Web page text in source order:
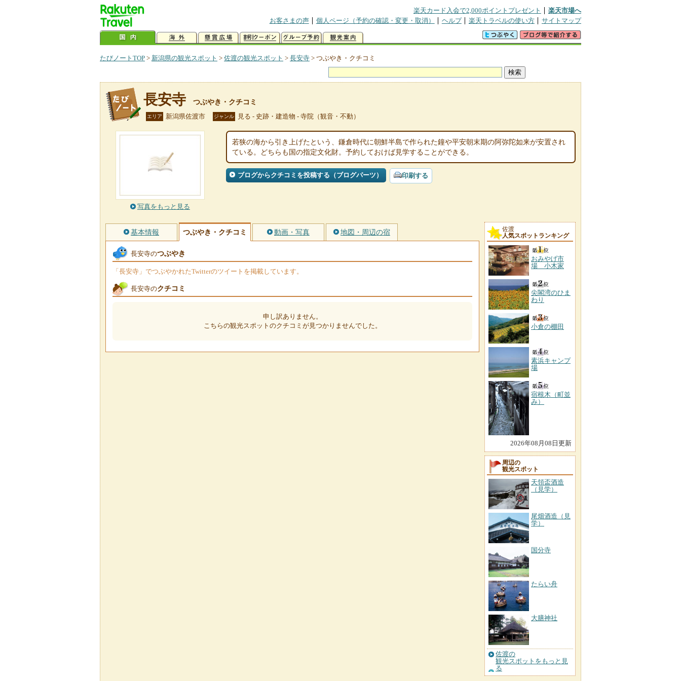
楽天カード入会で2,000ポイントプレゼント
楽天市場へ
お客さまの声
個人ページ（予約の確認・変更・取消） ヘルプ 楽天トラベルの使い方 サイトマップ
たびノートTOP > 新潟県の観光スポット > 佐渡の観光スポット > 長安寺 > つぶやき・クチコミ
長安寺 つぶやき・クチコミ
エリア 新潟県佐渡市 ジャンル 見る - 史跡・建造物 - 寺院（観音・不動）
写真をもっと見る
若狭の海から引き上げたという、鎌倉時代に朝鮮半島で作られた鐘や平安朝末期の阿弥陀如来が安置され
ている。どちらも国の指定文化財。予約しておけば見学することができる。
ブログからクチコミを投稿する（ブログパーツ） 印刷する
基本情報 つぶやき・クチコミ 動画・写真 地図・周辺の宿
長安寺のつぶやき
「長安寺」でつぶやかれたTwitterのツイートを掲載しています。
長安寺のクチコミ
申し訳ありません。
こちらの観光スポットのクチコミが見つかりませんでした。
佐渡
人気スポットランキング
おみやげ市
場 小木家
尖閣湾のひま
わり
小倉の棚田
素浜キャンプ
場
宿根木（町並
み）
2026年08月08日更新
周辺の
観光スポット
天領盃酒造
（見学）
尾畑酒造（見
学）
国分寺
たらい舟
大膳神社
佐渡の
観光スポットをもっと見
る